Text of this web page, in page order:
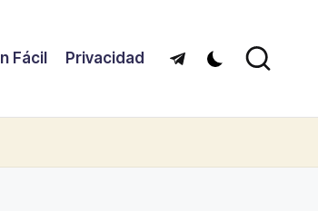
Fácil Privacidad Telegram